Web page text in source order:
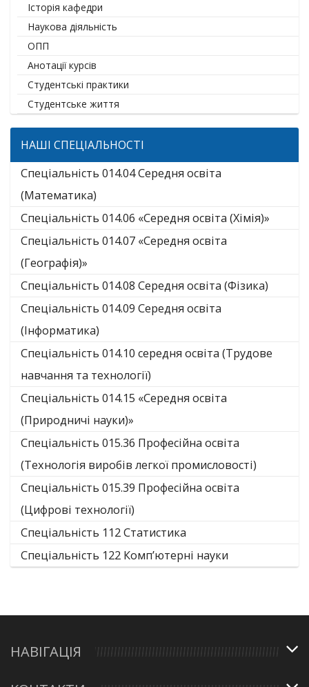
Історія кафедри
Наукова діяльність
ОПП
Анотації курсів
Студентські практики
Студентське життя
НАШІ СПЕЦІАЛЬНОСТІ
Спеціальність 014.04 Середня освіта
(Математика)
Спеціальність 014.06 «Середня освіта (Хімія)»
Спеціальність 014.07 «Середня освіта
(Географія)»
Спеціальність 014.08 Середня освіта (Фізика)
Спеціальність 014.09 Середня освіта
(Інформатика)
Спеціальність 014.10 середня освіта (Трудове
навчання та технології)
Спеціальність 014.15 «Середня освіта
(Природничі науки)»
Спеціальність 015.36 Професійна освіта
(Технологія виробів легкої промисловості)
Спеціальність 015.39 Професійна освіта
(Цифрові технології)
Спеціальність 112 Статистика
Спеціальність 122 Комп’ютерні науки
НАВІГАЦІЯ